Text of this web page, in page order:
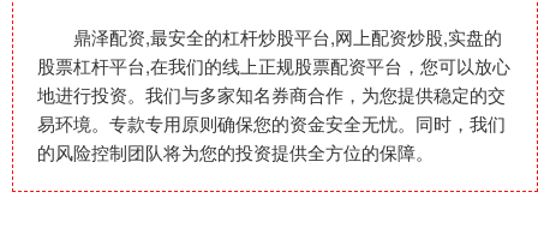
鼎泽配资,最安全的杠杆炒股平台,网上配资炒股,实盘的
股票杠杆平台,在我们的线上正规股票配资平台，您可以放心
地进行投资。我们与多家知名券商合作，为您提供稳定的交
易环境。专款专用原则确保您的资金安全无忧。同时，我们
的风险控制团队将为您的投资提供全方位的保障。